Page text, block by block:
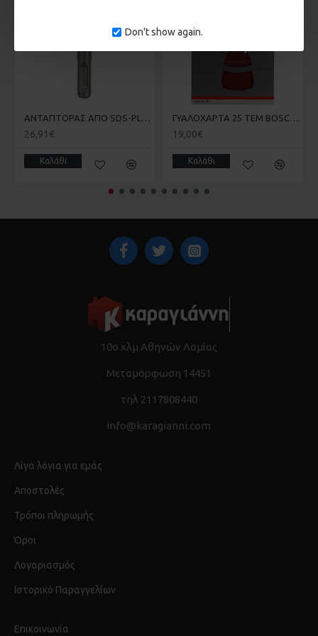
Don't show again.
ΑΝΤΑΠΤΟΡΑΣ ΑΠΟ SDS-PLUS ΣΕ ΜΥΤΗ 1/4 ΜΕ ΜΑΓΝΗΤΗ BOSCH 2607000206
26,91€
Καλάθι
ΓΥΑΛΟΧΑΡΤΑ 25 ΤΕΜ BOSCH 2608607417-720 102X62X93mm
19,00€
Καλάθι
10ο χλμ Αθηνών Λαμίας
Μεταμόρφωση 14451
τηλ 2117808440
info@karagianni.com
Λίγα λόγια για εμάς
Αποστολές
Τρόποι πληρωμής
Όροι
Λογαριασμός
Ιστορικό Παραγγελίων
Επικοινωνία